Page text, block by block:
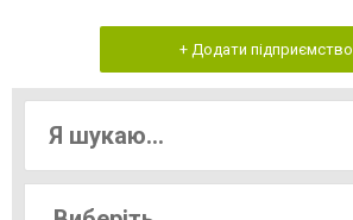
+ Додати підприємство